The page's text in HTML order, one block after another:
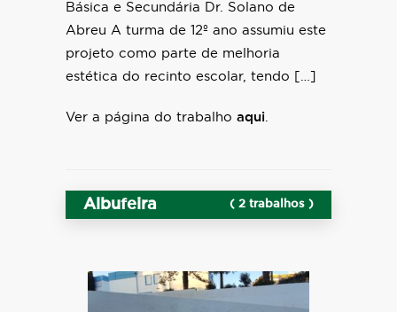
Básica e Secundária Dr. Solano de
Abreu A turma de 12º ano assumiu este
projeto como parte de melhoria
estética do recinto escolar, tendo […]
Ver a página do trabalho aqui.
Albufeira ( 2 trabalhos )